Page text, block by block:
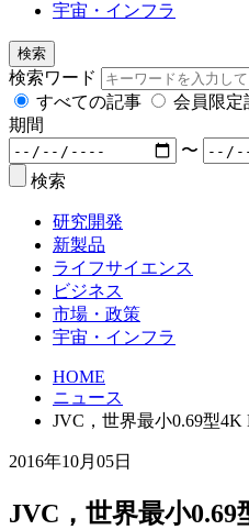
宇宙・インフラ
検索
検索ワード
すべての記事
会員限定
期間
〜
検索
研究開発
新製品
ライフサイエンス
ビジネス
市場・政策
宇宙・インフラ
HOME
ニュース
JVC，世界最小0.69型4K
2016年10月05日
JVC，世界最小